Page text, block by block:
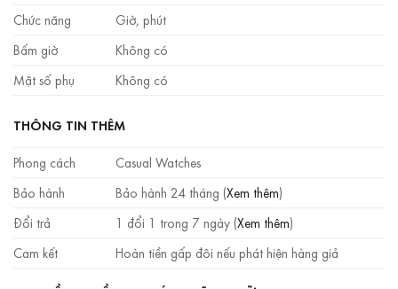
Chức năng
Giờ, phút
Bấm giờ
Không có
Mặt số phụ
Không có
THÔNG TIN THÊM
Phong cách
Casual Watches
Bảo hành
Bảo hành 24 tháng (Xem thêm)
Đổi trả
1 đổi 1 trong 7 ngày (Xem thêm)
Cam kết
Hoàn tiền gấp đôi nếu phát hiện hàng giả